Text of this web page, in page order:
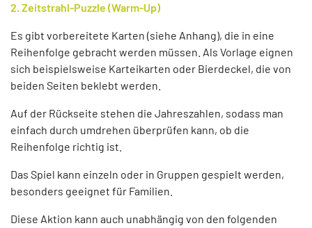
2. Zeitstrahl-Puzzle (Warm-Up)
Es gibt vorbereitete Karten (siehe Anhang), die in eine
Reihenfolge gebracht werden müssen. Als Vorlage eignen
sich beispielsweise Karteikarten oder Bierdeckel, die von
beiden Seiten beklebt werden.
Auf der Rückseite stehen die Jahreszahlen, sodass man
einfach durch umdrehen überprüfen kann, ob die
Reihenfolge richtig ist.
Das Spiel kann einzeln oder in Gruppen gespielt werden,
besonders geeignet für Familien.
Diese Aktion kann auch unabhängig von den folgenden